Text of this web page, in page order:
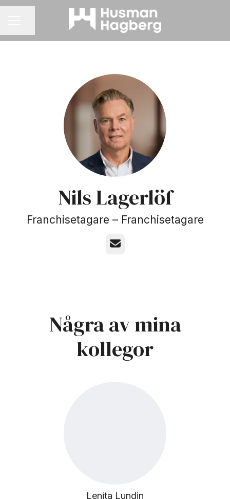
Nils Lagerlöf
Franchisetagare – Franchisetagare
E-post
Några av mina
kollegor
Lenita Lundin